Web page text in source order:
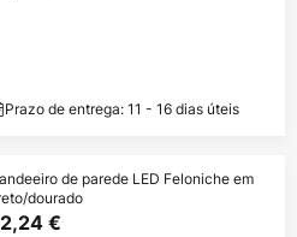
Prazo de entrega: 11 - 16 dias úteis
de parede LED Feloniche em
dourado
€